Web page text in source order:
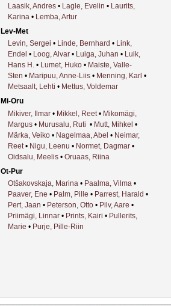
Laasik, Andres • Lagle, Evelin • Laurits,
Karina • Lemba, Artur
Lev-Met
Levin, Sergei • Linde, Bernhard • Link,
Endel • Loog, Alvar • Luiga, Juhan • Luik,
Hans H. • Lumet, Huko • Maiste, Valle-
Sten • Maripuu, Anne-Liis • Menning, Karl •
Metsaalt, Lehti • Mettus, Voldemar
Mi-Oru
Mikiver, Ilmar • Mikkel, Reet • Mikomägi,
Margus • Murusalu, Ruti • Mutt, Mihkel •
Märka, Veiko • Nagelmaa, Abel • Neimar,
Reet • Nigu, Leenu • Normet, Dagmar •
Oidsalu, Meelis • Oruaas, Riina
Ot-Pur
Otšakovskaja, Marina • Paalma, Vilma •
Paaver, Ene • Palm, Pille • Parrest, Harald •
Pert, Jaan • Peterson, Otto • Pilv, Aare •
Priimägi, Linnar • Prints, Kairi • Pullerits,
Marie • Purje, Pille-Riin